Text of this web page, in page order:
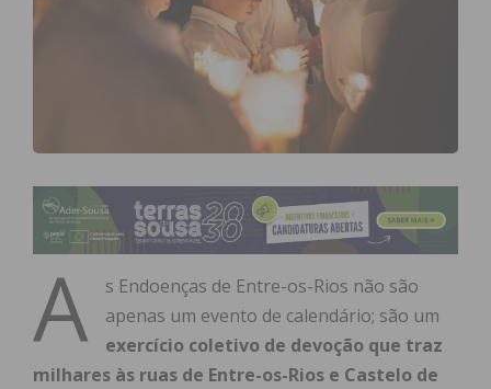
A
s Endoenças de Entre-os-Rios não são
apenas um evento de calendário; são um
exercício coletivo de devoção que traz
milhares às ruas de Entre-os-Rios e Castelo de